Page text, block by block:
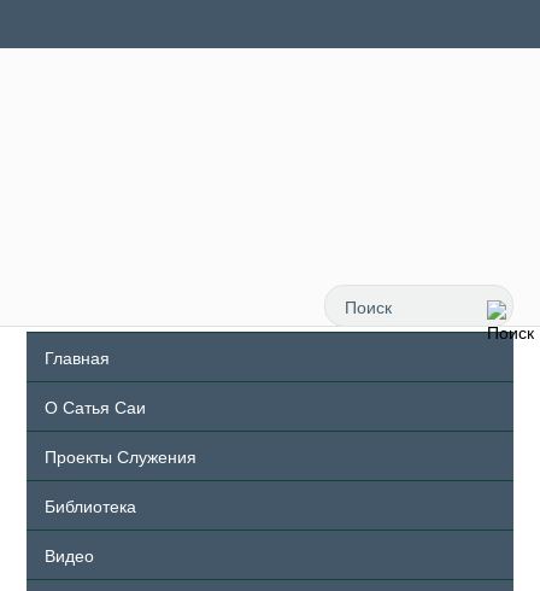
Главная
О Сатья Саи
Проекты Служения
Библиотека
Видео